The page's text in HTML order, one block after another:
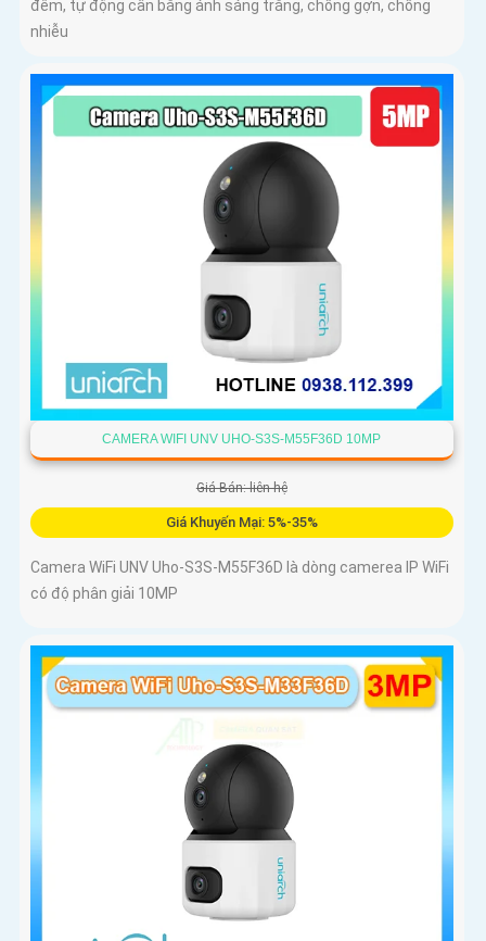
đêm, tự động cân bằng ánh sáng trắng, chống gợn, chống
nhiễu
CAMERA WIFI UNV UHO-S3S-M55F36D 10MP
Giá Bán: liên hệ
Giá Khuyến Mại: 5%-35%
Camera WiFi UNV Uho-S3S-M55F36D là dòng camerea IP WiFi
có độ phân giải 10MP